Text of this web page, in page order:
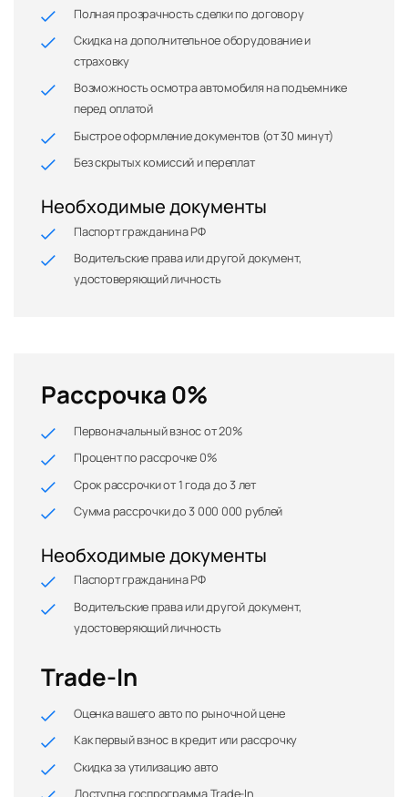
Полная прозрачность сделки по договору
Скидка на дополнительное оборудование и
страховку
Возможность осмотра автомобиля на подъемнике
перед оплатой
Быстрое оформление документов (от 30 минут)
Без скрытых комиссий и переплат
Необходимые документы
Паспорт гражданина РФ
Водительские права или другой документ,
удостоверяющий личность
Рассрочка 0%
Первоначальный взнос от 20%
Процент по рассрочке 0%
Срок рассрочки от 1 года до 3 лет
Сумма рассрочки до 3 000 000 рублей
Необходимые документы
Паспорт гражданина РФ
Водительские права или другой документ,
удостоверяющий личность
Trade-In
Оценка вашего авто по рыночной цене
Как первый взнос в кредит или рассрочку
Скидка за утилизацию авто
Доступна госпрограмма Trade-In